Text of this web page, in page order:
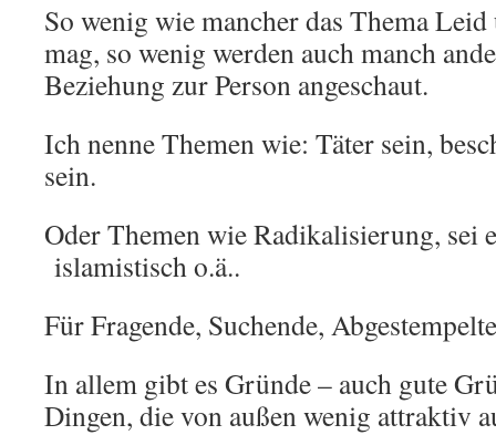
So wenig wie mancher das Thema Leid
mag, so wenig werden auch manch
Beziehung zur Person angeschaut.
Ich nenne Themen wie: Täter sein,
sein.
Oder Themen wie Radikalisierung, sei
islamistisch o.ä..
Für Fragende, Suchende,
In allem gibt es Gründe – auch gute
Dingen, die von außen wenig attraktiv